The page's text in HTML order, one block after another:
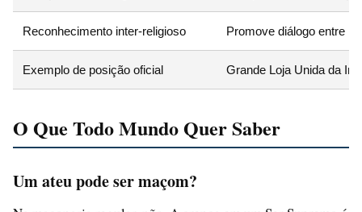
Reconhecimento inter-religioso Promove diálogo entre
Exemplo de posição oficial Grande Loja Unida da
O Que Todo Mundo Quer Saber
Um ateu pode ser maçom?